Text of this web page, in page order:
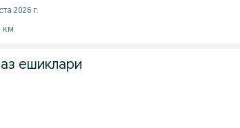
2026 г.
км
ешиклари